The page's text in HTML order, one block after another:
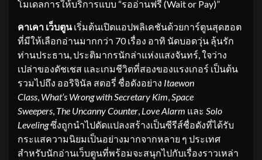
โมเดลการให้บริการแบบ “รออ่านฟรี (Wait or Pay)”
คาเคา เว็บตูนเริ่มต้นเปิดแอปพลิเคชันด้วยการ์ตูนสุดฮอต
ที่มีให้เลือกอ่านมากกว่า 70 เรื่อง อาทิ นัดบอดวุ่น ลุ้นรัก
ท่านประธาน, ประติมากรนักล่าแห่งแสงจันทร์, ใจว่าง
เปล่าของดัชเชส และเกมชีวิตที่สองของแรงเกอร์ เป็นต้น
รวมไปถึง ออริจินัล สตอรี่ ชื่อดังอย่าง Itaewon
Class What’s Wrong with Secretary Kim Space
Sweepers The Uncanny Counter Love Alarm และ Solo
Levelingซึ่งถูกนำไปดัดแปลงสร้างเป็นซีรีส์ชื่อดังที่ได้รับ
กระแสความนิยมเป็นอย่างมากจากหลาย ๆ ประเทศ
สำหรับนักอ่านเว็บตูนที่พร้อมจะสนุกไปกับเรื่องราวเหล่า